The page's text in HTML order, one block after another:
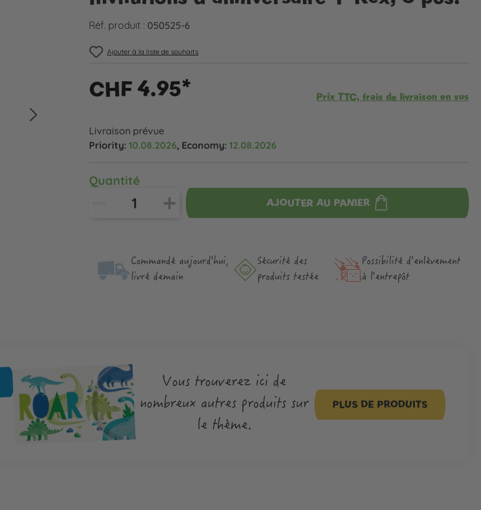
Réf. produit : 050525-6
Ajouter à la liste de souhaits
CHF 4.95* Prix TTC, frais de livraison en sus
Livraison prévue
Priority: 10.08.2026, Economy: 12.08.2026
Quantité
AJOUTER AU PANIER
Commandé aujourd'hui,
livré demain
Sécurité des
produits testée
Possibilité d'enlèvement
à l'entrepôt
Vous trouverez ici de
nombreux autres produits sur
le thème.
PLUS DE PRODUITS